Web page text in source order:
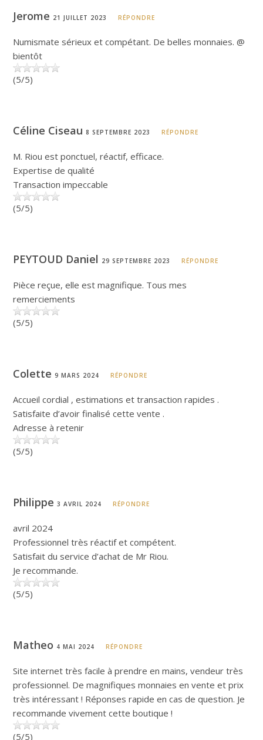
Jerome 21 JUILLET 2023 RÉPONDRE
Numismate sérieux et compétant. De belles monnaies. @
bientôt
(5/5)
Céline Ciseau 8 SEPTEMBRE 2023 RÉPONDRE
M. Riou est ponctuel, réactif, efficace.
Expertise de qualité
Transaction impeccable
(5/5)
PEYTOUD Daniel 29 SEPTEMBRE 2023 RÉPONDRE
Pièce reçue, elle est magnifique. Tous mes
remerciements
(5/5)
Colette9 MARS 2024 RÉPONDRE
Accueil cordial , estimations et transaction rapides .
Satisfaite d’avoir finalisé cette vente .
Adresse à retenir
(5/5)
Philippe3 AVRIL 2024 RÉPONDRE
avril 2024
Professionnel très réactif et compétent.
Satisfait du service d’achat de Mr Riou.
Je recommande.
(5/5)
Matheo 4 MAI 2024 RÉPONDRE
Site internet très facile à prendre en mains, vendeur très
professionnel. De magnifiques monnaies en vente et prix
très intéressant ! Réponses rapide en cas de question. Je
recommande vivement cette boutique !
(5/5)